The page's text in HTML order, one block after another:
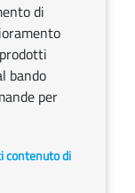
di
bando
per
contenuto di